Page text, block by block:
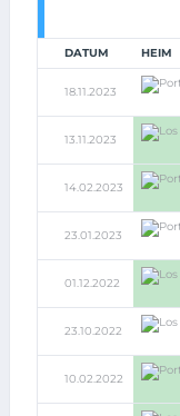
DATUM HEIM
18.11.2023
13.11.2023
14.02.2023
23.01.2023
01.12.2022
23.10.2022
10.02.2022